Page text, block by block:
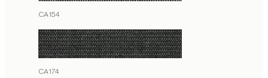
CA154
CA174